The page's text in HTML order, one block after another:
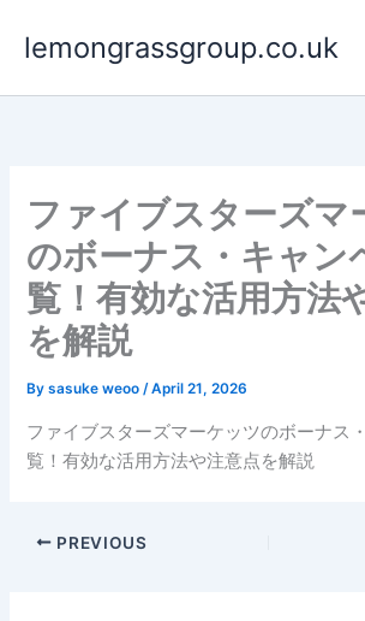
lemongrassgroup.co.uk
ファイブスターズマ
のボーナス・キャン
覧！有効な活用方法
を解説
Bysasuke weoo/April 21, 2026
ファイブスターズマーケッツのボーナス
覧！有効な活用方法や注意点を解説
PREVIOUS